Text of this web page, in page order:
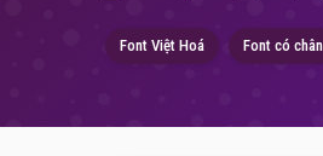
Font Việt Hoá Font có chân